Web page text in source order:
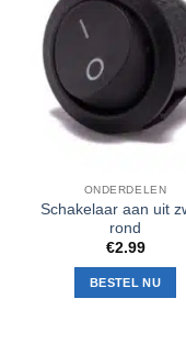
ONDERDELEN
Schakelaar aan uit
rond
€2.99
BESTEL NU